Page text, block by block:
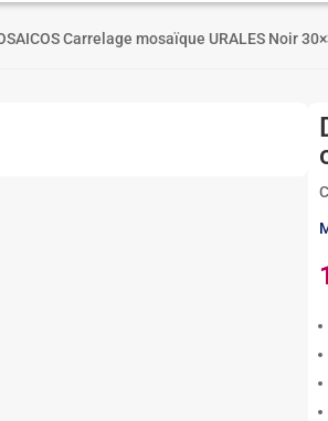
Carrelage mosaïque URALES Noir